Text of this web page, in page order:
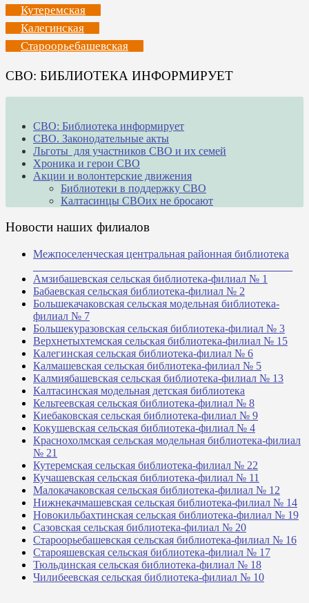
Кутеремская
Калегинская
Староорьебашевская
СВО: БИБЛИОТЕКА ИНФОРМИРУЕТ
СВО: Библиотека информирует
СВО. Законодательные акты
Льготы для участников СВО и их семей
Хроника и герои СВО
Акции и волонтерские движения
Библиотеки в поддержку СВО
Калтасинцы СВОих не бросают
Новости наших филиалов
Межпоселенческая центральная районная библиотека
Амзибашевская сельская библиотека-филиал № 1
Бабаевская сельская библиотека-филиал № 2
Большекачаковская сельская модельная библиотека-
филиал № 7
Большекуразовская сельская библиотека-филиал № 3
Верхнетыхтемская сельская библиотека-филиал № 15
Калегинская сельская библиотека-филиал № 6
Калмашевская сельская библиотека-филиал № 5
Калмиябашевская сельская библиотека-филиал № 13
Калтасинская модельная детская библиотека
Кельтеевская сельская библиотека-филиал № 8
Киебаковская сельская библиотека-филиал № 9
Кокушевская сельская библиотека-филиал № 4
Краснохолмская сельская модельная библиотека-филиал
№ 21
Кутеремская сельская библиотека-филиал № 22
Кучашевская сельская библиотека-филиал № 11
Малокачаковская сельская библиотека-филиал № 12
Нижнекачмашевская сельская библиотека-филиал № 14
Новокильбахтинская сельская библиотека-филиал № 19
Сазовская сельская библиотека-филиал № 20
Староорьебашевская сельская библиотека-филиал № 16
Старояшевская сельская библиотека-филиал № 17
Тюльдинская сельская библиотека-филиал № 18
Чилибеевская сельская библиотека-филиал № 10